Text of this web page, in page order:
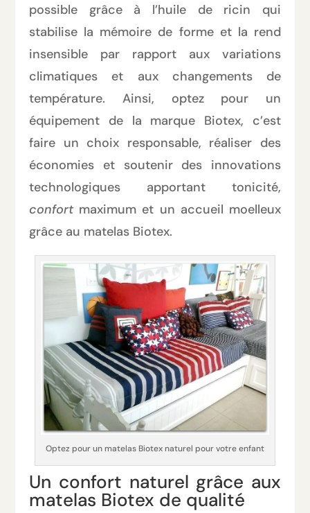
possible grâce à l’huile de ricin qui
stabilise la mémoire de forme et la rend
insensible par rapport aux variations
climatiques et aux changements de
température. Ainsi, optez pour un
équipement de la marque Biotex, c’est
faire un choix responsable, réaliser des
économies et soutenir des innovations
technologiques apportant tonicité,
confort maximum et un accueil moelleux
grâce au matelas Biotex.
Optez pour un matelas Biotex naturel pour votre enfant
Un confort naturel grâce aux
matelas Biotex de qualité